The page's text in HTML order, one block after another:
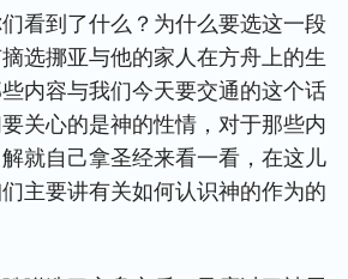
看到了什么？为什么要选这一段
选挪亚与他的家人在方舟上的生
内容与我们今天要交通的这个话
关心的是神的性情，对于那些内
就自己拿圣经来看一看，在这儿
主要讲有关如何认识神的作为的